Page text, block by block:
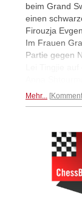
beim Grand
einen
Firouzja
Im Frauen
Partie gegen
Mehr...